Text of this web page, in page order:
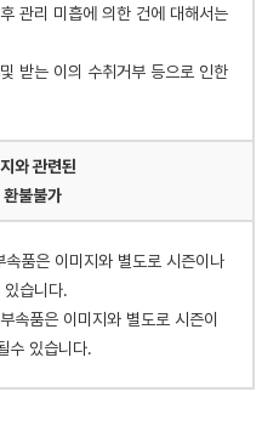
관리 미흡에 의한 건에 대해서는
받는 이의 수취거부 등으로 인한
와 관련된
환불불가
품은 이미지와 별도로 시즌이나
있습니다.
속품은 이미지와 별도로 시즌이
수 있습니다.